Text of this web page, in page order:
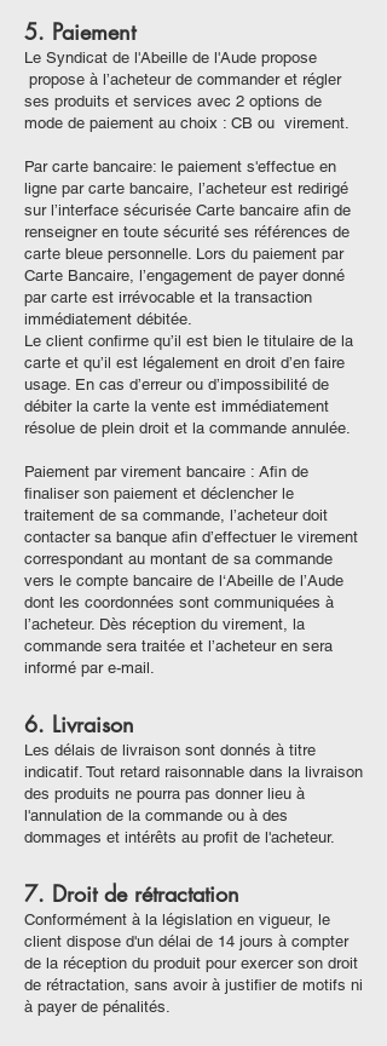
5. Paiement
Le Syndicat de l'Abeille de l'Aude propose
propose à l’acheteur de commander et régler
ses produits et services avec 2 options de
mode de paiement au choix : CB ou virement.
Par carte bancaire: le paiement s'effectue en
ligne par carte bancaire, l’acheteur est redirigé
sur l’interface sécurisée Carte bancaire afin de
renseigner en toute sécurité ses références de
carte bleue personnelle. Lors du paiement par
Carte Bancaire, l’engagement de payer donné
par carte est irrévocable et la transaction
immédiatement débitée.
Le client confirme qu’il est bien le titulaire de la
carte et qu’il est légalement en droit d’en faire
usage. En cas d’erreur ou d’impossibilité de
débiter la carte la vente est immédiatement
résolue de plein droit et la commande annulée.
Paiement par virement bancaire : Afin de
finaliser son paiement et déclencher le
traitement de sa commande, l’acheteur doit
contacter sa banque afin d’effectuer le virement
correspondant au montant de sa commande
vers le compte bancaire de l‘Abeille de l’Aude
dont les coordonnées sont communiquées à
l’acheteur. Dès réception du virement, la
commande sera traitée et l’acheteur en sera
informé par e-mail.
6. Livraison
Les délais de livraison sont donnés à titre
indicatif. Tout retard raisonnable dans la livraison
des produits ne pourra pas donner lieu à
l'annulation de la commande ou à des
dommages et intérêts au profit de l'acheteur.
7. Droit de rétractation
Conformément à la législation en vigueur, le
client dispose d'un délai de 14 jours à compter
de la réception du produit pour exercer son droit
de rétractation, sans avoir à justifier de motifs ni
à payer de pénalités.